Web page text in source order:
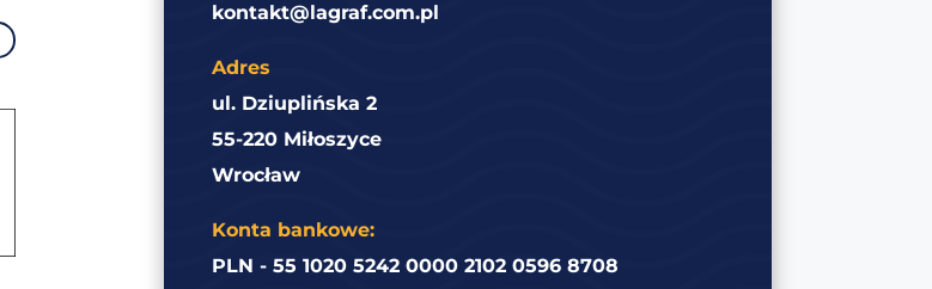
kontakt@lagraf.com.pl
Adres
ul. Dziuplińska 2
55-220 Miłoszyce
Wrocław
Konta bankowe:
PLN - 55 1020 5242 0000 2102 0596 8708